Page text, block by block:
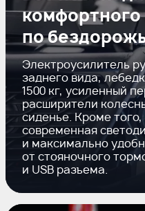
по
Электроусилитель
заднего вида,
1500 кг, усиленный
расширители
сиденье. Кроме
современная
и максимально
от стояночного
и USB разъема.